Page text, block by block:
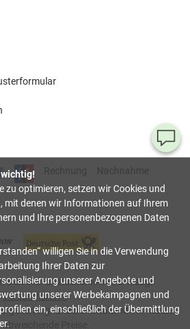
Rechnung
Nachnahme
sich inkl. deutscher Mwst, z.T. zzgl.
Versandkosten.
gelten wg. anderer lokaler Mwst.-Sätze
abweichende Preise
zu optimieren, setzen wir Cookies und
mit denen wir Informationen auf Ihrem
und Ihre personenbezogenen Daten
willigen Sie in die Verwendung
Ihrer Daten zur
unserer Angebote und
unserer Werbekampagnen und
ein, einschließlich der Übermittlung
Sie